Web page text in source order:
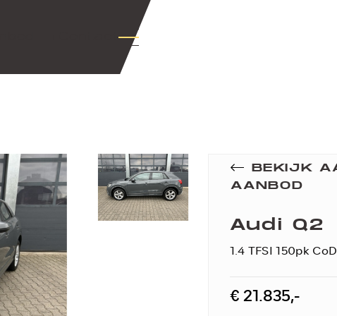
+Contact
BEKIJK
AANBOD
Audi Q2
1.4 TFSI 150pk
€ 21.835,-